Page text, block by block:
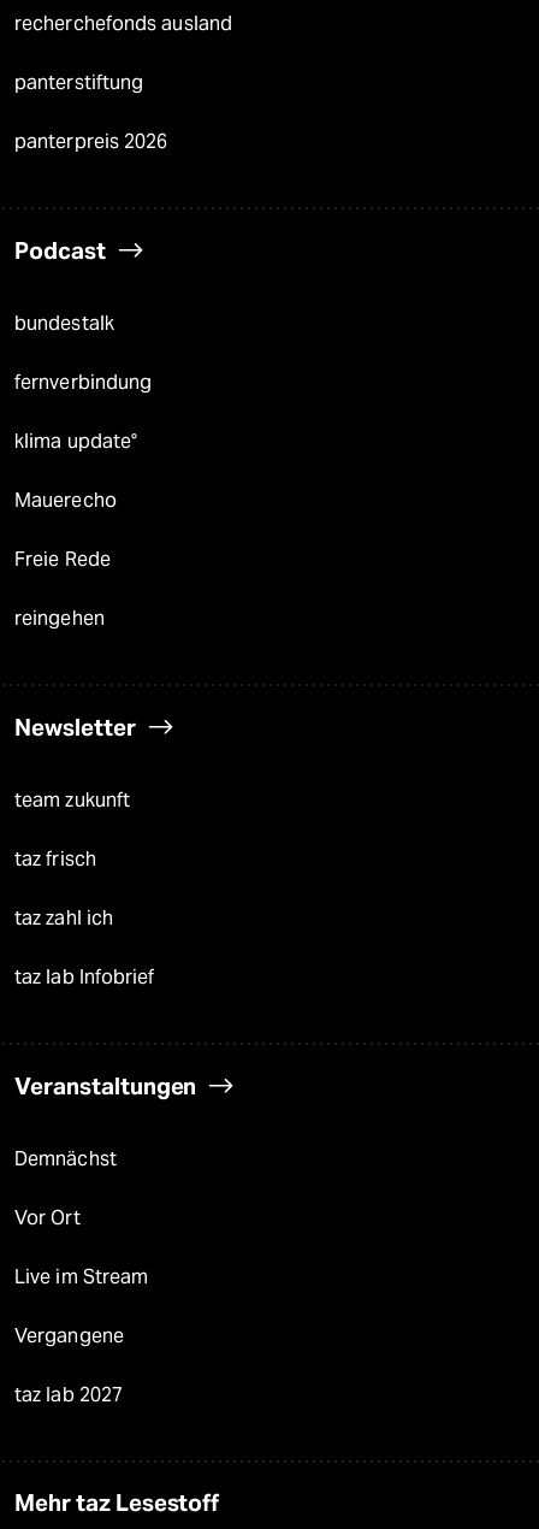
recherchefonds ausland
panterstiftung
panterpreis 2026
Podcast
bundestalk
fernverbindung
klima update°
Mauerecho
Freie Rede
reingehen
Newsletter
team zukunft
taz frisch
taz zahl ich
taz lab Infobrief
Veranstaltungen
Demnächst
Vor Ort
Live im Stream
Vergangene
taz lab 2027
Mehr taz Lesestoff